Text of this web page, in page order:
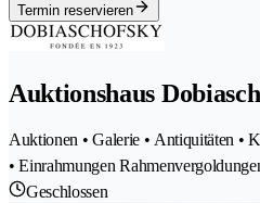
Termin reservieren
Auktionshaus
Auktionen • Galerie • Antiquitäten •
• Einrahmungen
Geschlossen